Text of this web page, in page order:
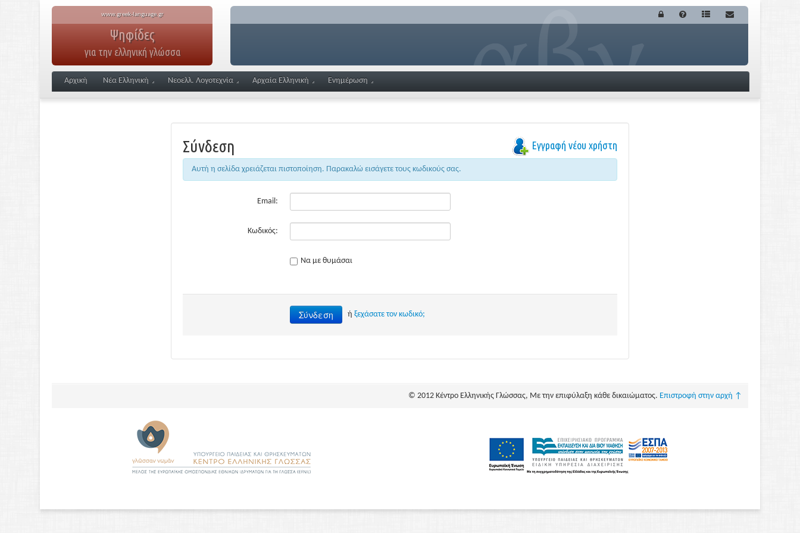
www.greek-language.gr
Ψηφίδες
για την ελληνική γλώσσα
Αρχική Νέα Ελληνική Νεοελλ. Λογοτεχνία Αρχαία Ελληνική Ενημέρωση
Σύνδεση Εγγραφή νέου χρήστη
Αυτή η σελίδα χρειάζεται πιστοποίηση. Παρακαλώ εισάγετε τους κωδικούς σας.
Email:
Κωδικός:
Να με θυμάσαι
Σύνδεση ή ξεχάσατε τον κωδικό;
© 2012 Κέντρο Ελληνικής Γλώσσας, Με την επιφύλαξη κάθε δικαιώματος. Επιστροφή στην αρχή ↑